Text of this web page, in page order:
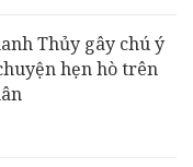
Thủy gây chú ý
hẹn hò trên